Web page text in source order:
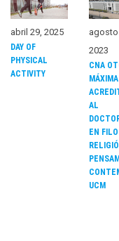
abril 29, 2025
DAY OF
PHYSICAL
ACTIVITY
agosto
2023
CNA
MÁXIMA
AL
EN
UCM